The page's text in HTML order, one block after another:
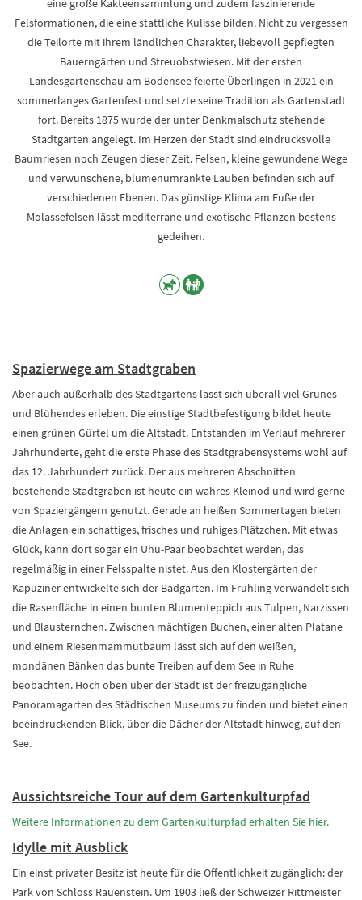
eine große Kakteensammlung und zudem faszinierende
Felsformationen, die eine stattliche Kulisse bilden. Nicht zu vergessen
die Teilorte mit ihrem ländlichen Charakter, liebevoll gepflegten
Bauerngärten und Streuobstwiesen. Mit der ersten
Landesgartenschau am Bodensee feierte Überlingen in 2021 ein
sommerlanges Gartenfest und setzte seine Tradition als Gartenstadt
fort. Bereits 1875 wurde der unter Denkmalschutz stehende
Stadtgarten angelegt. Im Herzen der Stadt sind eindrucksvolle
Baumriesen noch Zeugen dieser Zeit. Felsen, kleine gewundene Wege
und verwunschene, blumenumrankte Lauben befinden sich auf
verschiedenen Ebenen. Das günstige Klima am Fuße der
Molassefelsen lässt mediterrane und exotische Pflanzen bestens
gedeihen.
Spazierwege am Stadtgraben
Aber auch außerhalb des Stadtgartens lässt sich überall viel Grünes
und Blühendes erleben. Die einstige Stadtbefestigung bildet heute
einen grünen Gürtel um die Altstadt. Entstanden im Verlauf mehrerer
Jahrhunderte, geht die erste Phase des Stadtgrabensystems wohl auf
das 12. Jahrhundert zurück. Der aus mehreren Abschnitten
bestehende Stadtgraben ist heute ein wahres Kleinod und wird gerne
von Spaziergängern genutzt. Gerade an heißen Sommertagen bieten
die Anlagen ein schattiges, frisches und ruhiges Plätzchen. Mit etwas
Glück, kann dort sogar ein Uhu-Paar beobachtet werden, das
regelmäßig in einer Felsspalte nistet. Aus den Klostergärten der
Kapuziner entwickelte sich der Badgarten. Im Frühling verwandelt sich
die Rasenfläche in einen bunten Blumenteppich aus Tulpen, Narzissen
und Blausternchen. Zwischen mächtigen Buchen, einer alten Platane
und einem Riesenmammutbaum lässt sich auf den weißen,
mondänen Bänken das bunte Treiben auf dem See in Ruhe
beobachten. Hoch oben über der Stadt ist der freizugängliche
Panoramagarten des Städtischen Museums zu finden und bietet einen
beeindruckenden Blick, über die Dächer der Altstadt hinweg, auf den
See.
Aussichtsreiche Tour auf dem Gartenkulturpfad
Weitere Informationen zu dem Gartenkulturpfad erhalten Sie hier.
Idylle mit Ausblick
Ein einst privater Besitz ist heute für die Öffentlichkeit zugänglich: der
Park von Schloss Rauenstein. Um 1903 ließ der Schweizer Rittmeister